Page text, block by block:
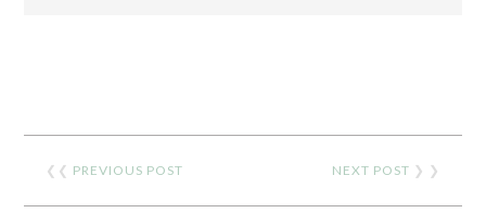
❮❮ PREVIOUS POST NEXT POST ❯ ❯